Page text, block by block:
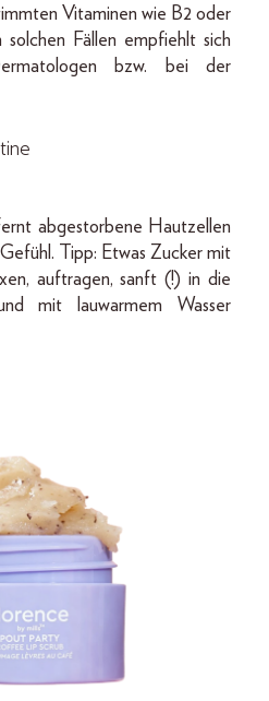
Vitaminen wie B2 oder
solchen Fällen empfiehlt sich
bzw. bei der
abgestorbene Hautzellen
Tipp: Etwas Zucker mit
auftragen, sanft (!) in die
mit lauwarmem Wasser